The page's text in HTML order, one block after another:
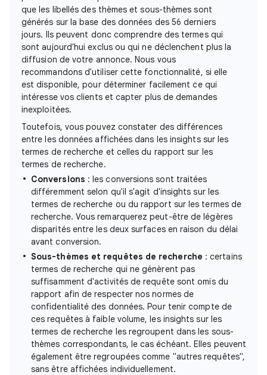
que les libellés des thèmes et sous-thèmes sont
générés sur la base des données des 56 derniers
jours. Ils peuvent donc comprendre des termes qui
sont aujourd'hui exclus ou qui ne déclenchent plus la
diffusion de votre annonce. Nous vous
recommandons d'utiliser cette fonctionnalité, si elle
est disponible, pour déterminer facilement ce qui
intéresse vos clients et capter plus de demandes
inexploitées.
Toutefois, vous pouvez constater des différences
entre les données affichées dans les insights sur les
termes de recherche et celles du rapport sur les
termes de recherche.
Conversions : les conversions sont traitées
différemment selon qu'il s'agit d'insights sur les
termes de recherche ou du rapport sur les termes de
recherche. Vous remarquerez peut-être de légères
disparités entre les deux surfaces en raison du délai
avant conversion.
Sous-thèmes et requêtes de recherche : certains
termes de recherche qui ne génèrent pas
suffisamment d'activités de requête sont omis du
rapport afin de respecter nos normes de
confidentialité des données. Pour tenir compte de
ces requêtes à faible volume, les insights sur les
termes de recherche les regroupent dans les sous-
thèmes correspondants, le cas échéant. Elles peuvent
également être regroupées comme "autres requêtes",
sans être affichées individuellement.